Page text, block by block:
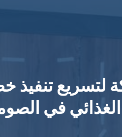
لتسريع تنفيذ
في